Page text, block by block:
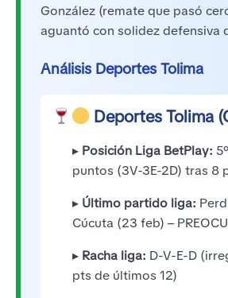
González (remate que pasó
aguantó con solidez defensiva
Análisis Deportes Tolima
Deportes Tolima
▸ Posición Liga BetPlay:
puntos (3V-3E-2D) tras 8
▸ Último partido liga:
Cúcuta (23 feb) –
▸ Racha liga: D-V-E-D
pts de últimos 12)